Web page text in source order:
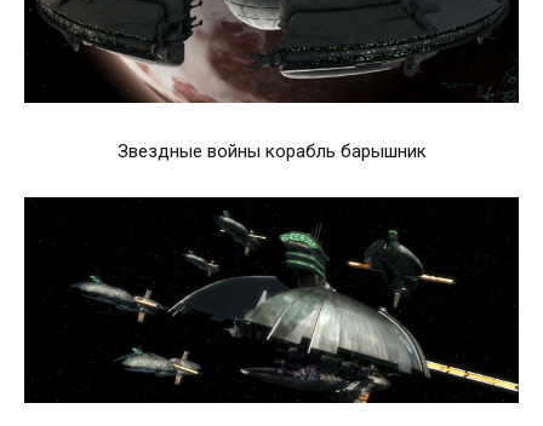
Звездные войны корабль барышник